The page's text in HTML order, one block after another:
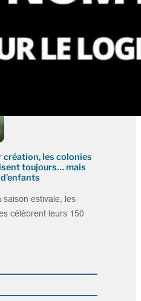
et prise de
création, le Groupe
et amorce
création, les colonies
toujours… mais
saison estivale, les
célèbrent leurs 150